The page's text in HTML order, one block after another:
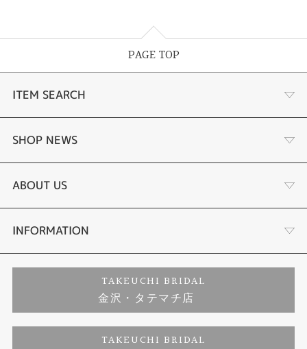
PAGE TOP
ITEM SEARCH
婚約指輪
結婚指輪
セットリング
婚約ネックレス
ダイヤモンド
SHOP NEWS
選ばれる理由まとめ
お客様の声
プロポーズサポート
ブランドリスト
ABOUT US
会社概要
お客様の声
INFORMATION
TAKEUCHI BRIDAL
金沢・タテマチ店
TAKEUCHI BRIDAL